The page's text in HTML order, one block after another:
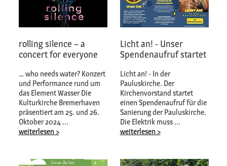
rolling silence – a
concert for everyone
… who needs water? Konzert
und Performance rund um
das Element Wasser Die
Kulturkirche Bremerhaven
präsentiert am 25. und 26.
Oktober 2024 ...
weiterlesen >
Licht an! - Unser
Spendenaufruf startet
Licht an! - In der
Pauluskirche. Der
Kirchenvorstand startet
einen Spendenaufruf für die
Sanierung der Pauluskirche.
Die Elektrik muss ...
weiterlesen >